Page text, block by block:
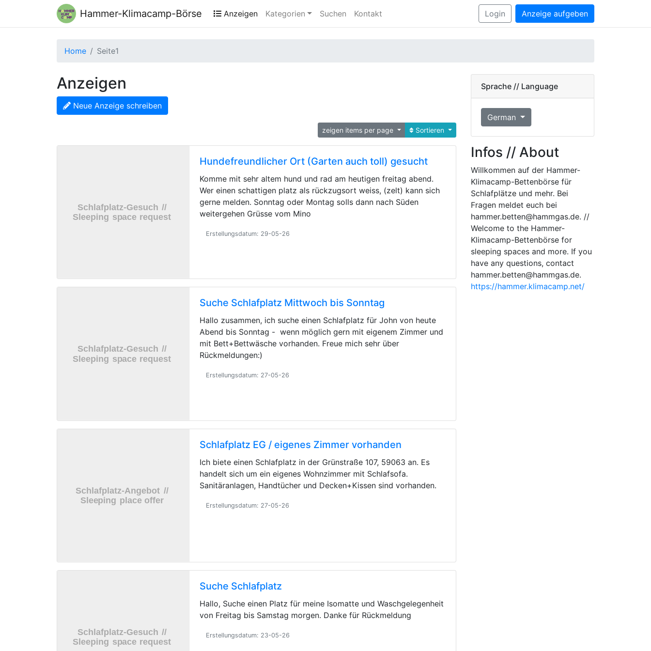
Hammer-Klimacamp-Börse Anzeigen Kategorien Suchen Kontakt Login Anzeige aufgeben
Home Seite1
Anzeigen
Neue Anzeige schreiben
zeigen items per page Sortieren
Hundefreundlicher Ort (Garten auch toll) gesucht
Komme mit sehr altem hund und rad am heutigen freitag abend.
Wer einen schattigen platz als rückzugsort weiss, (zelt) kann sich
gerne melden. Sonntag oder Montag solls dann nach Süden
weitergehen Grüsse vom Mino
Erstellungsdatum: 29-05-26
Suche Schlafplatz Mittwoch bis Sonntag
Hallo zusammen, ich suche einen Schlafplatz für John von heute
Abend bis Sonntag - wenn möglich gern mit eigenem Zimmer und
mit Bett+Bettwäsche vorhanden. Freue mich sehr über
Rückmeldungen:)
Erstellungsdatum: 27-05-26
Schlafplatz EG / eigenes Zimmer vorhanden
Ich biete einen Schlafplatz in der Grünstraße 107, 59063 an. Es
handelt sich um ein eigenes Wohnzimmer mit Schlafsofa.
Sanitäranlagen, Handtücher und Decken+Kissen sind vorhanden.
Erstellungsdatum: 27-05-26
Suche Schlafplatz
Hallo, Suche einen Platz für meine Isomatte und Waschgelegenheit
von Freitag bis Samstag morgen. Danke für Rückmeldung
Erstellungsdatum: 23-05-26
Sprache // Language
German
Infos // About
Willkommen auf der Hammer-
Klimacamp-Bettenbörse für
Schlafplätze und mehr. Bei
Fragen meldet euch bei
hammer.betten@hammgas.de. //
Welcome to the Hammer-
Klimacamp-Bettenbörse for
sleeping spaces and more. If you
have any questions, contact
hammer.betten@hammgas.de.
https://hammer.klimacamp.net/